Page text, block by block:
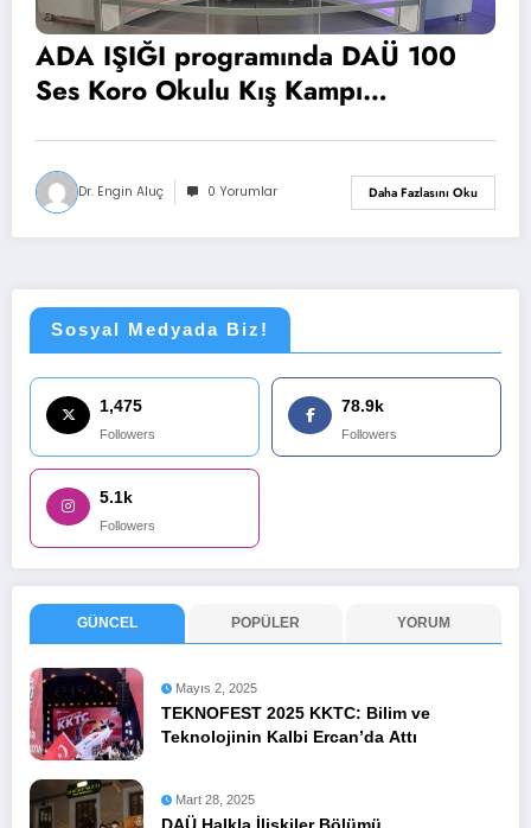
ADA IŞIĞI programında DAÜ 100
Ses Koro Okulu Kış Kampı
Dr. Engin Aluç 0 Yorumlar Daha Fazlasını Oku
Sosyal Medyada Biz!
1,475
Followers
78.9k
Followers
5.1k
Followers
GÜNCEL POPÜLER YORUM
Mayıs 2, 2025
TEKNOFEST 2025 KKTC: Bilim ve
Teknolojinin Kalbi Ercan’da Attı
Mart 28, 2025